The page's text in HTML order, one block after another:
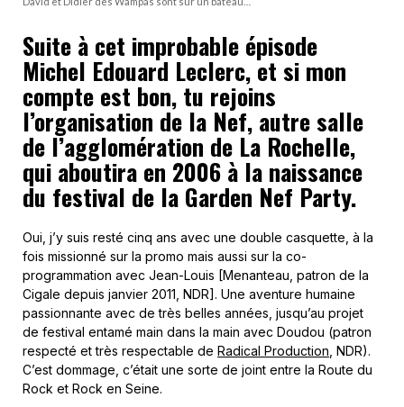
Suite à cet improbable épisode
Michel Edouard Leclerc, et si mon
compte est bon, tu rejoins
l’organisation de la Nef, autre salle
de l’agglomération de La Rochelle,
qui aboutira en 2006 à la naissance
du festival de la Garden Nef Party.
Oui, j’y suis resté cinq ans avec une double casquette, à la
fois missionné sur la promo mais aussi sur la co-
programmation avec Jean-Louis [Menanteau, patron de la
Cigale depuis janvier 2011, NDR]. Une aventure humaine
passionnante avec de très belles années, jusqu’au projet
de festival entamé main dans la main avec Doudou (patron
respecté et très respectable de Radical Production , NDR).
C’est dommage, c’était une sorte de joint entre la Route du
Rock et Rock en Seine.